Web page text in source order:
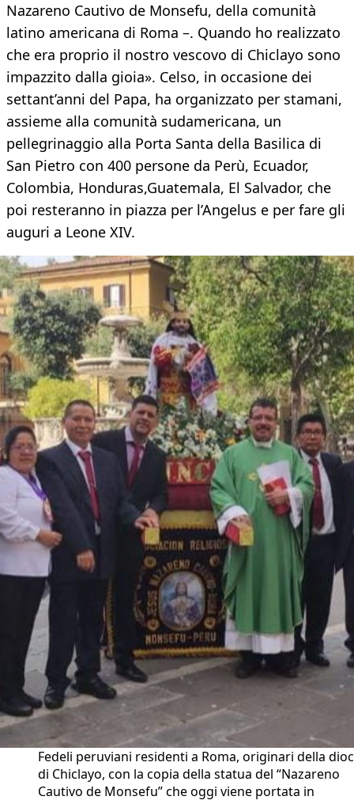
Nazareno Cautivo de Monsefu, della comunità
latino americana di Roma –. Quando ho realizzato
che era proprio il nostro vescovo di Chiclayo sono
impazzito dalla gioia». Celso, in occasione dei
settant’anni del Papa, ha organizzato per stamani,
assieme alla comunità sudamericana, un
pellegrinaggio alla Porta Santa della Basilica di
San Pietro con 400 persone da Perù, Ecuador,
Colombia, Honduras,Guatemala, El Salvador, che
poi resteranno in piazza per l’Angelus e per fare gli
auguri a Leone XIV.
Fedeli peruviani residenti a Roma, originari della
di Chiclayo, con la copia della statua del “Nazareno
Cautivo de Monsefu” che oggi viene portata in